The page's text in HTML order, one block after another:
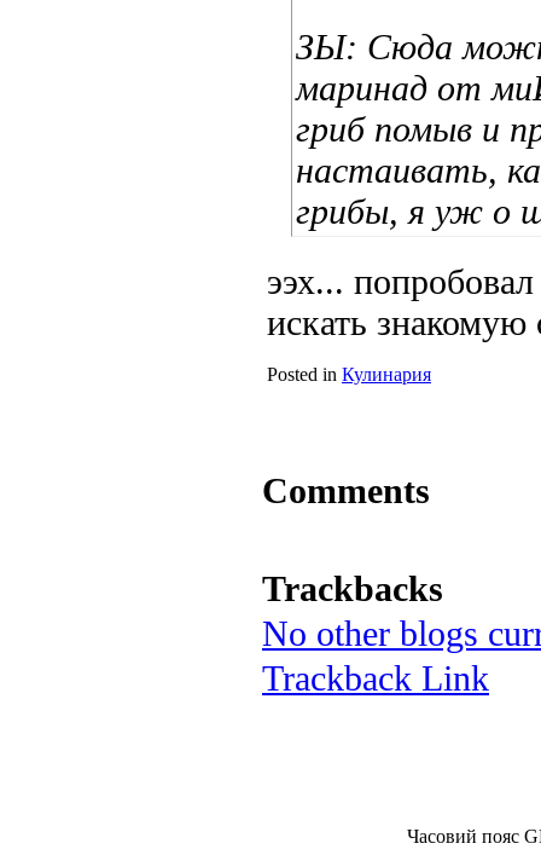
ЗЫ: Сюда
маринад от
гриб помыв и
настаивать,
грибы, я уж о
ээх...
искать
Posted in Кулинария
Comments
Trackbacks
No other blogs
Trackback Link
Часовий пояс